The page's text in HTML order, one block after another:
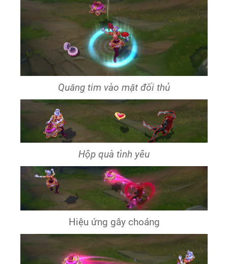
Quăng tim vào mặt đối thủ
Hộp quà tình yêu
Hiệu ứng gây choáng